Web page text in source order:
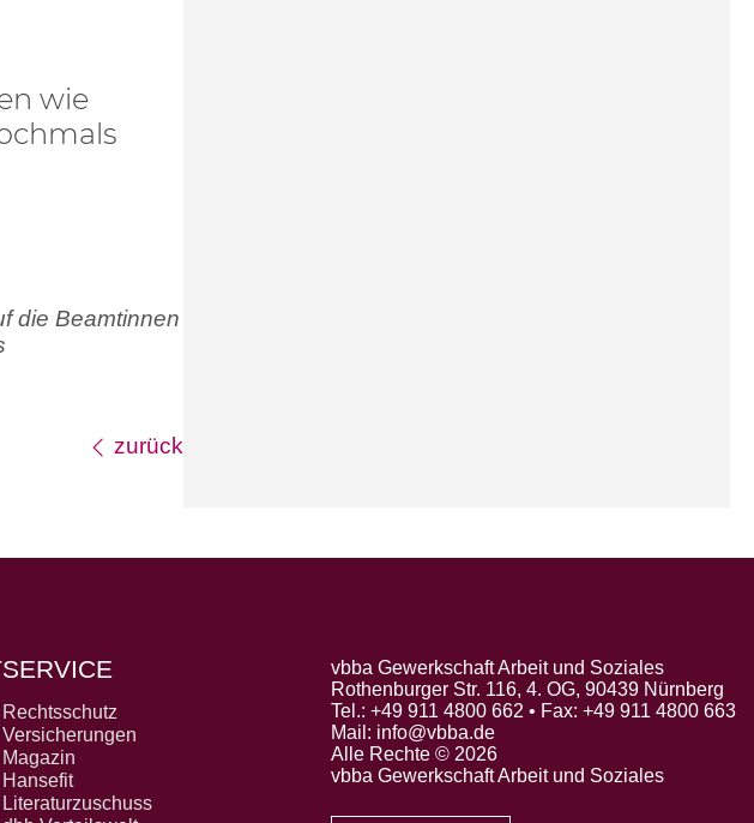
wie
die Beamtinnen
zurück
SERVICE
Rechtsschutz
Versicherungen
Magazin
Hansefit
Literaturzuschuss
vbba Gewerkschaft Arbeit und Soziales
Rothenburger Str. 116, 4. OG, 90439 Nürnberg
Tel.: +49 911 4800 662 • Fax: +49 911 4800 663
Mail: info@vbba.de
Alle Rechte © 2026
vbba Gewerkschaft Arbeit und Soziales